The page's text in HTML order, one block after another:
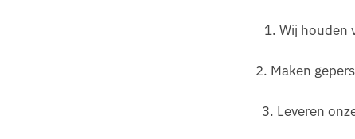
1. Wij houden
2. Maken
3. Leveren